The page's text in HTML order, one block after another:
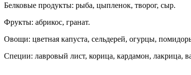
Белковые продукты: рыба, цыпленок, творог, сыр.
Фрукты: абрикос, гранат.
Овощи: цветная капуста, сельдерей, огурцы,
Специи: лавровый лист, корица, кардамон, лакрица,